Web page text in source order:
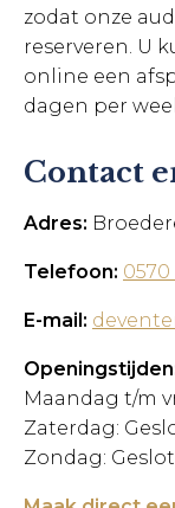
zodat onze
reserveren. U
online een
dagen per
Contact
Adres:
Telefoon: 0570
E-mail:
Maandag t/m
Zaterdag:
Zondag: